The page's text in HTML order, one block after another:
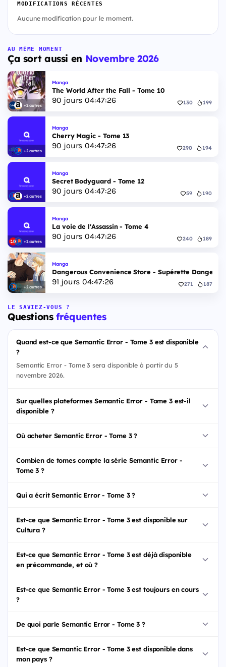
MODIFICATIONS RÉCENTES
Aucune modification pour le moment.
AU MÊME MOMENT
Ça sort aussi en Novembre 2026
+2 autres
Manga
The World After the Fall - Tome 10
90 jours 04:47:25 130 199
+2 autres
Manga
Cherry Magic - Tome 13
90 jours 04:47:25 290 194
+2 autres
Manga
Secret Bodyguard - Tome 12
90 jours 04:47:25 59 190
+2 autres
Manga
La voie de l'Assassin - Tome 4
90 jours 04:47:25 240 189
+2 autres
Manga
Dangerous Convenience Store - Supérette
91 jours 04:47:25 271 187
LE SAVIEZ-VOUS ?
Questionsfréquentes
Quand est-ce que Semantic Error - Tome 3 est disponible
?
Semantic Error - Tome 3 sera disponible à partir du 5
novembre 2026.
Sur quelles plateformes Semantic Error - Tome 3 est-il
disponible ?
Où acheter Semantic Error - Tome 3 ?
Combien de tomes compte la série Semantic Error -
Tome 3 ?
Qui a écrit Semantic Error - Tome 3 ?
Est-ce que Semantic Error - Tome 3 est disponible sur
Cultura ?
Est-ce que Semantic Error - Tome 3 est déjà disponible
en précommande, et où ?
Est-ce que Semantic Error - Tome 3 est toujours en cours
?
De quoi parle Semantic Error - Tome 3 ?
Est-ce que Semantic Error - Tome 3 est disponible dans
mon pays ?